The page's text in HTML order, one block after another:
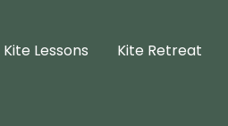
Kite Lessons Kite Retreat